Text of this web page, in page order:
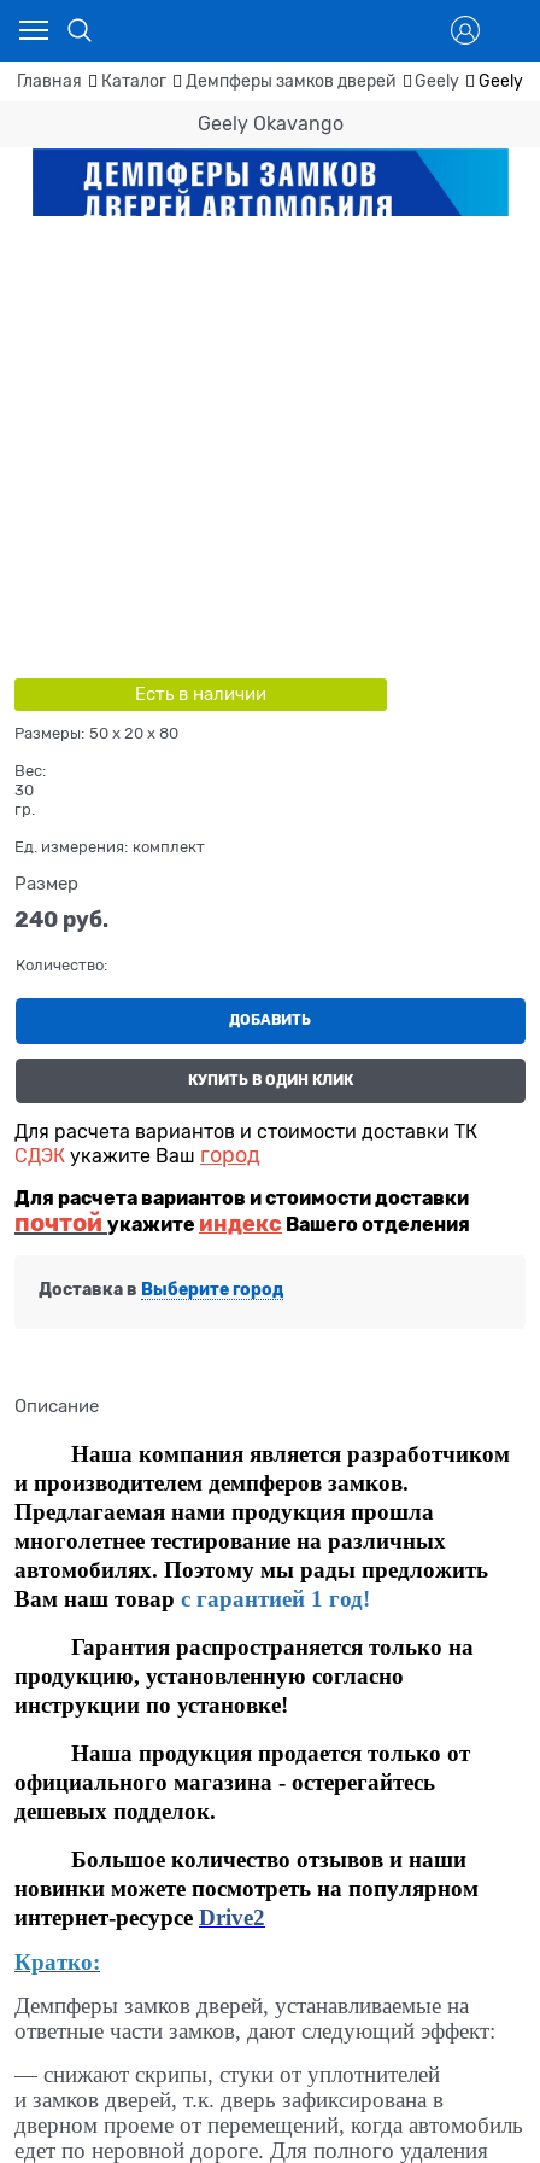
Главная Каталог Демпферы замков дверей Geely Geely
Geely Okavango
Есть в наличии
Размеры: 50 x 20 x 80
Вес:
30
гр.
Ед. измерения: комплект
Размер
240 руб.
Количество:
ДОБАВИТЬ
КУПИТЬ В ОДИН КЛИК
Для расчета вариантов и стоимости доставки ТК
СДЭК укажите Ваш город
Для расчета вариантов и стоимости доставки
почтой укажите индекс Вашего отделения
Доставка в Выберите город
Описание
Наша компания является разработчиком
и производителем демпферов замков.
Предлагаемая нами продукция прошла
многолетнее тестирование на различных
автомобилях. Поэтому мы рады предложить
Вам наш товар с гарантией 1 год!
Гарантия распространяется только на
продукцию, установленную согласно
инструкции по установке!
Наша продукция продается только от
официального магазина - остерегайтесь
дешевых подделок.
Большое количество отзывов и наши
новинки можете посмотреть на популярном
интернет-ресурсе Drive2
Кратко:
Демпферы замков дверей, устанавливаемые на
ответные части замков, дают следующий эффект:
— снижают скрипы, стуки от уплотнителей
и замков дверей, т.к. дверь зафиксирована в
дверном проеме от перемещений, когда автомобиль
едет по неровной дороге. Для полного удаления